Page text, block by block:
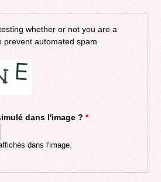
whether or not you are a
prevent automated spam
dans l'image ? *
dans l'image.